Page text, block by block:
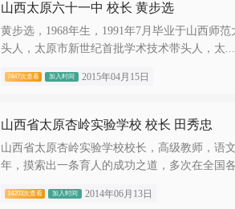
山西太原六十一中 校长 黄步选
黄步选，1968年生，1991年7月毕业于山西师
头人，太原市新世纪首批学术技术带头人，太...
7447次查看 加入时间 2015年04月15日
山西省太原杏岭实验学校 校长 田秀忠
山西省太原杏岭实验学校校长，高级教师，语
年，摸索出一条育人的成功之道，多次在全国
14203次查看 加入时间 2014年06月13日